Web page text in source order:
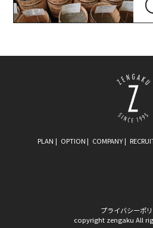
PLAN OPTION COMPANY
プライバシーポ
copyright zengaku All